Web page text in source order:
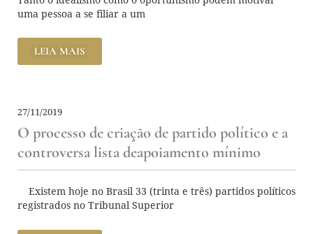
uma pessoa a se filiar a um
LEIA MAIS
27/11/2019
O processo de criação de partido político e a
controversa lista deapoiamento mínimo
Existem hoje no Brasil 33 (trinta e três) partidos políticos
registrados no Tribunal Superior